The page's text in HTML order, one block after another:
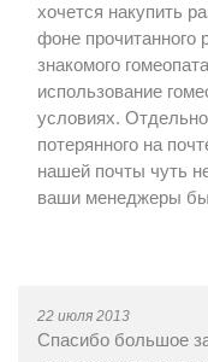
хочется накупить
фоне прочитанного
знакомого
использование
условиях.
потерянного на
нашей почты чуть
ваши менеджеры
22 июля 2013
Спасибо большое